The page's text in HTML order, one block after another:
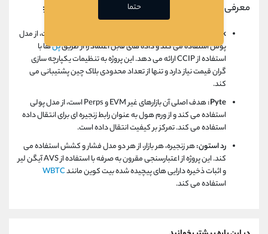
معرفی مختصری از پروژه های اصلی اوراکل موجود در بازار:
Chainlink:
و DeFi قدیمی طراحی شده است، از مدل
پوش استفاده می کند و داده های قابل اعتماد را از طریقپلها با
استفاده از CCIP ارائه می دهد. این پروژه به تنظیمات یکپارچه سازی
گران قیمت نیاز دارد و تنها از تعداد محدودی بلاک چین پشتیبانی می
کند.
Pyte:
هدف اصلی آن بازارهای غیر EVM و Perps است، از مدل پولی
استفاده می کند و از ورم هول به عنوان رابط زنجیره ای برای انتقال داده
استفاده می کند. تمرکز بر کیفیت انتقال داده است.
رد استون:هر زنجیره، هر بازار، از هر دو مدل فشار و کشش استفاده می
کند. این پروژه از اعتبارسنجی مقرون به صرفه با استفاده از AVS آیگن لیر
و اثبات ذخیره دارایی های پیچیده شده بیت کوین مانندWBTC
استفاده می کند.
حتما